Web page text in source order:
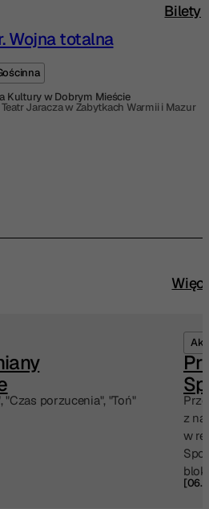
Wojna totalna
Kultury w Dobrym Mieście
Jaracza w Zabytkach Warmii i Mazur
Bilety
"Czas porzucenia", "Toń"
z
w